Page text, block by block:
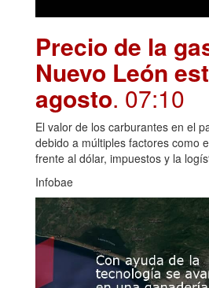
Precio de la
Nuevo León
agosto. 07:10
El valor de los carburantes en el
debido a múltiples factores como
frente al dólar, impuestos y la
Infobae